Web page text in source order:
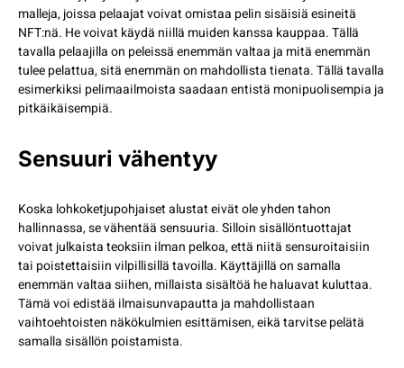
malleja, joissa pelaajat voivat omistaa pelin sisäisiä esineitä
NFT:nä. He voivat käydä niillä muiden kanssa kauppaa. Tällä
tavalla pelaajilla on peleissä enemmän valtaa ja mitä enemmän
tulee pelattua, sitä enemmän on mahdollista tienata. Tällä tavalla
esimerkiksi pelimaailmoista saadaan entistä monipuolisempia ja
pitkäikäisempiä.
Sensuuri vähentyy
Koska lohkoketjupohjaiset alustat eivät ole yhden tahon
hallinnassa, se vähentää sensuuria. Silloin sisällöntuottajat
voivat julkaista teoksiin ilman pelkoa, että niitä sensuroitaisiin
tai poistettaisiin vilpillisillä tavoilla. Käyttäjillä on samalla
enemmän valtaa siihen, millaista sisältöä he haluavat kuluttaa.
Tämä voi edistää ilmaisunvapautta ja mahdollistaan
vaihtoehtoisten näkökulmien esittämisen, eikä tarvitse pelätä
samalla sisällön poistamista.